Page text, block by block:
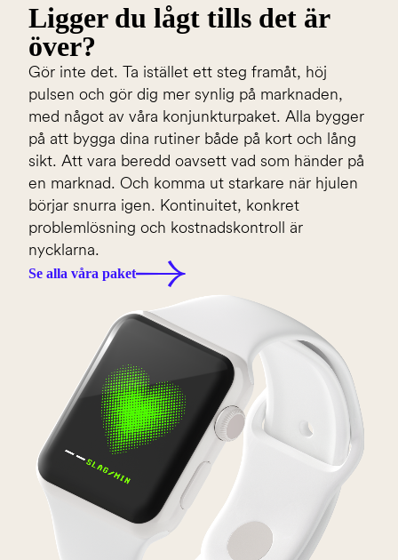
Ligger du lågt tills det är
över?
Gör inte det. Ta istället ett steg framåt, höj
pulsen och gör dig mer synlig på marknaden,
med något av våra konjunkturpaket. Alla bygger
på att bygga dina rutiner både på kort och lång
sikt. Att vara beredd oavsett vad som händer på
en marknad. Och komma ut starkare när hjulen
börjar snurra igen. Kontinuitet, konkret
problemlösning och kostnadskontroll är
nycklarna.
Se alla våra paket